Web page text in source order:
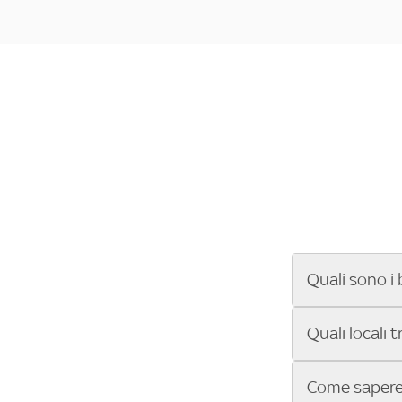
Quali sono i
Se cerchi un
ENILIVE, la
Sky Bar ti
Quali locali
Vuoi sapere
Come